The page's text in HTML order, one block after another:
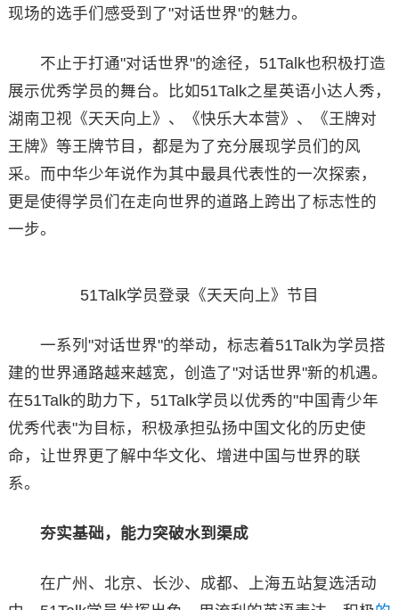
现场的选手们感受到了"对话世界"的魅力。
不止于打通"对话世界"的途径，51Talk也积极打造
展示优秀学员的舞台。比如51Talk之星英语小达人秀，
湖南卫视《天天向上》、《快乐大本营》、《王牌对
王牌》等王牌节目，都是为了充分展现学员们的风
采。而中华少年说作为其中最具代表性的一次探索，
更是使得学员们在走向世界的道路上跨出了标志性的
一步。
51Talk学员登录《天天向上》节目
一系列"对话世界"的举动，标志着51Talk为学员搭
建的世界通路越来越宽，创造了"对话世界"新的机遇。
在51Talk的助力下，51Talk学员以优秀的"中国青少年
优秀代表"为目标，积极承担弘扬中国文化的历史使
命，让世界更了解中华文化、增进中国与世界的联
系。
夯实基础，能力突破水到渠成
在广州、北京、长沙、成都、上海五站复选活动